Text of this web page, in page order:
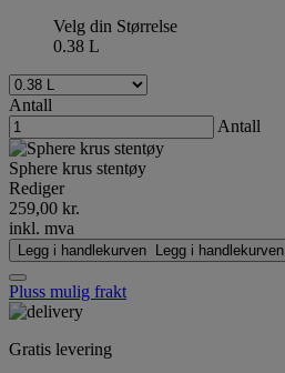
Velg din Størrelse
0.38 L
Antall
Antall
Sphere krus stentøy
Rediger
259,00 kr.
inkl. mva
Legg i handlekurven Legg i handlekurven
Pluss mulig frakt
Gratis levering